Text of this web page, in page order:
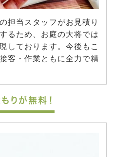
担当スタッフがお見積り
るため、お庭の大将では
しております。今後もこ
客・作業ともに全力で精
りが無料！